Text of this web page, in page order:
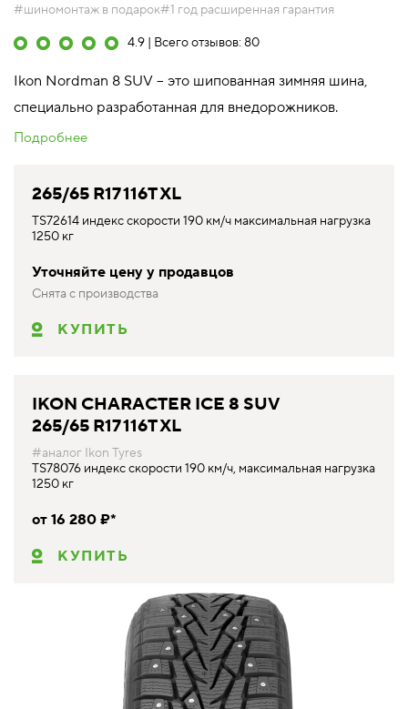
#шиномонтаж в подарок#1 год расширенная гарантия
4.9 | Всего отзывов: 80
Ikon Nordman 8 SUV – это шипованная зимняя шина,
специально разработанная для внедорожников.
Подробнее
265/65 R17 116T XL
TS72614 индекс скорости 190 км/ч максимальная нагрузка
1250 кг
Уточняйте цену у продавцов
Снята с производства
КУПИТЬ
IKON CHARACTER ICE 8 SUV
265/65 R17 116T XL
#аналог Ikon Tyres
TS78076 индекс скорости 190 км/ч, максимальная нагрузка
1250 кг
от 16 280 ₽*
КУПИТЬ